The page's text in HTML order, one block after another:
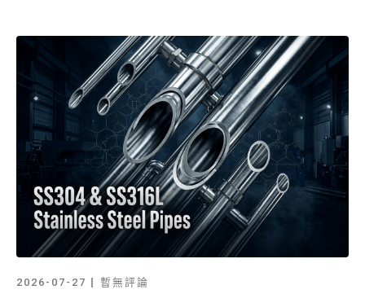
2026-07-27 暫無評論